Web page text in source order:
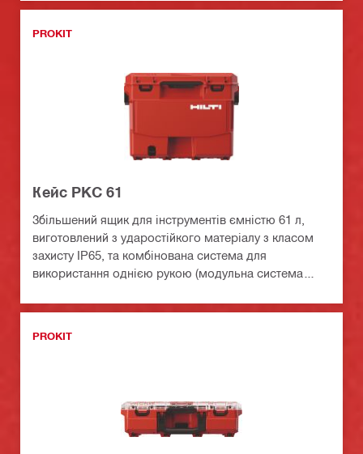
PROKIT
Кейс PKC 61
Збільшений ящик для інструментів ємністю 61 л,
виготовлений з ударостійкого матеріалу з класом
захисту IP65, та комбінована система для
використання однією рукою (модульна система
PROKIT